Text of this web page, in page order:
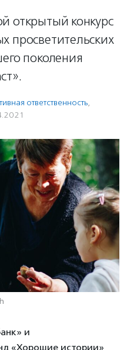
открытый конкурс
просветительских
поколения
ответственность,
и
«Хорошие истории»